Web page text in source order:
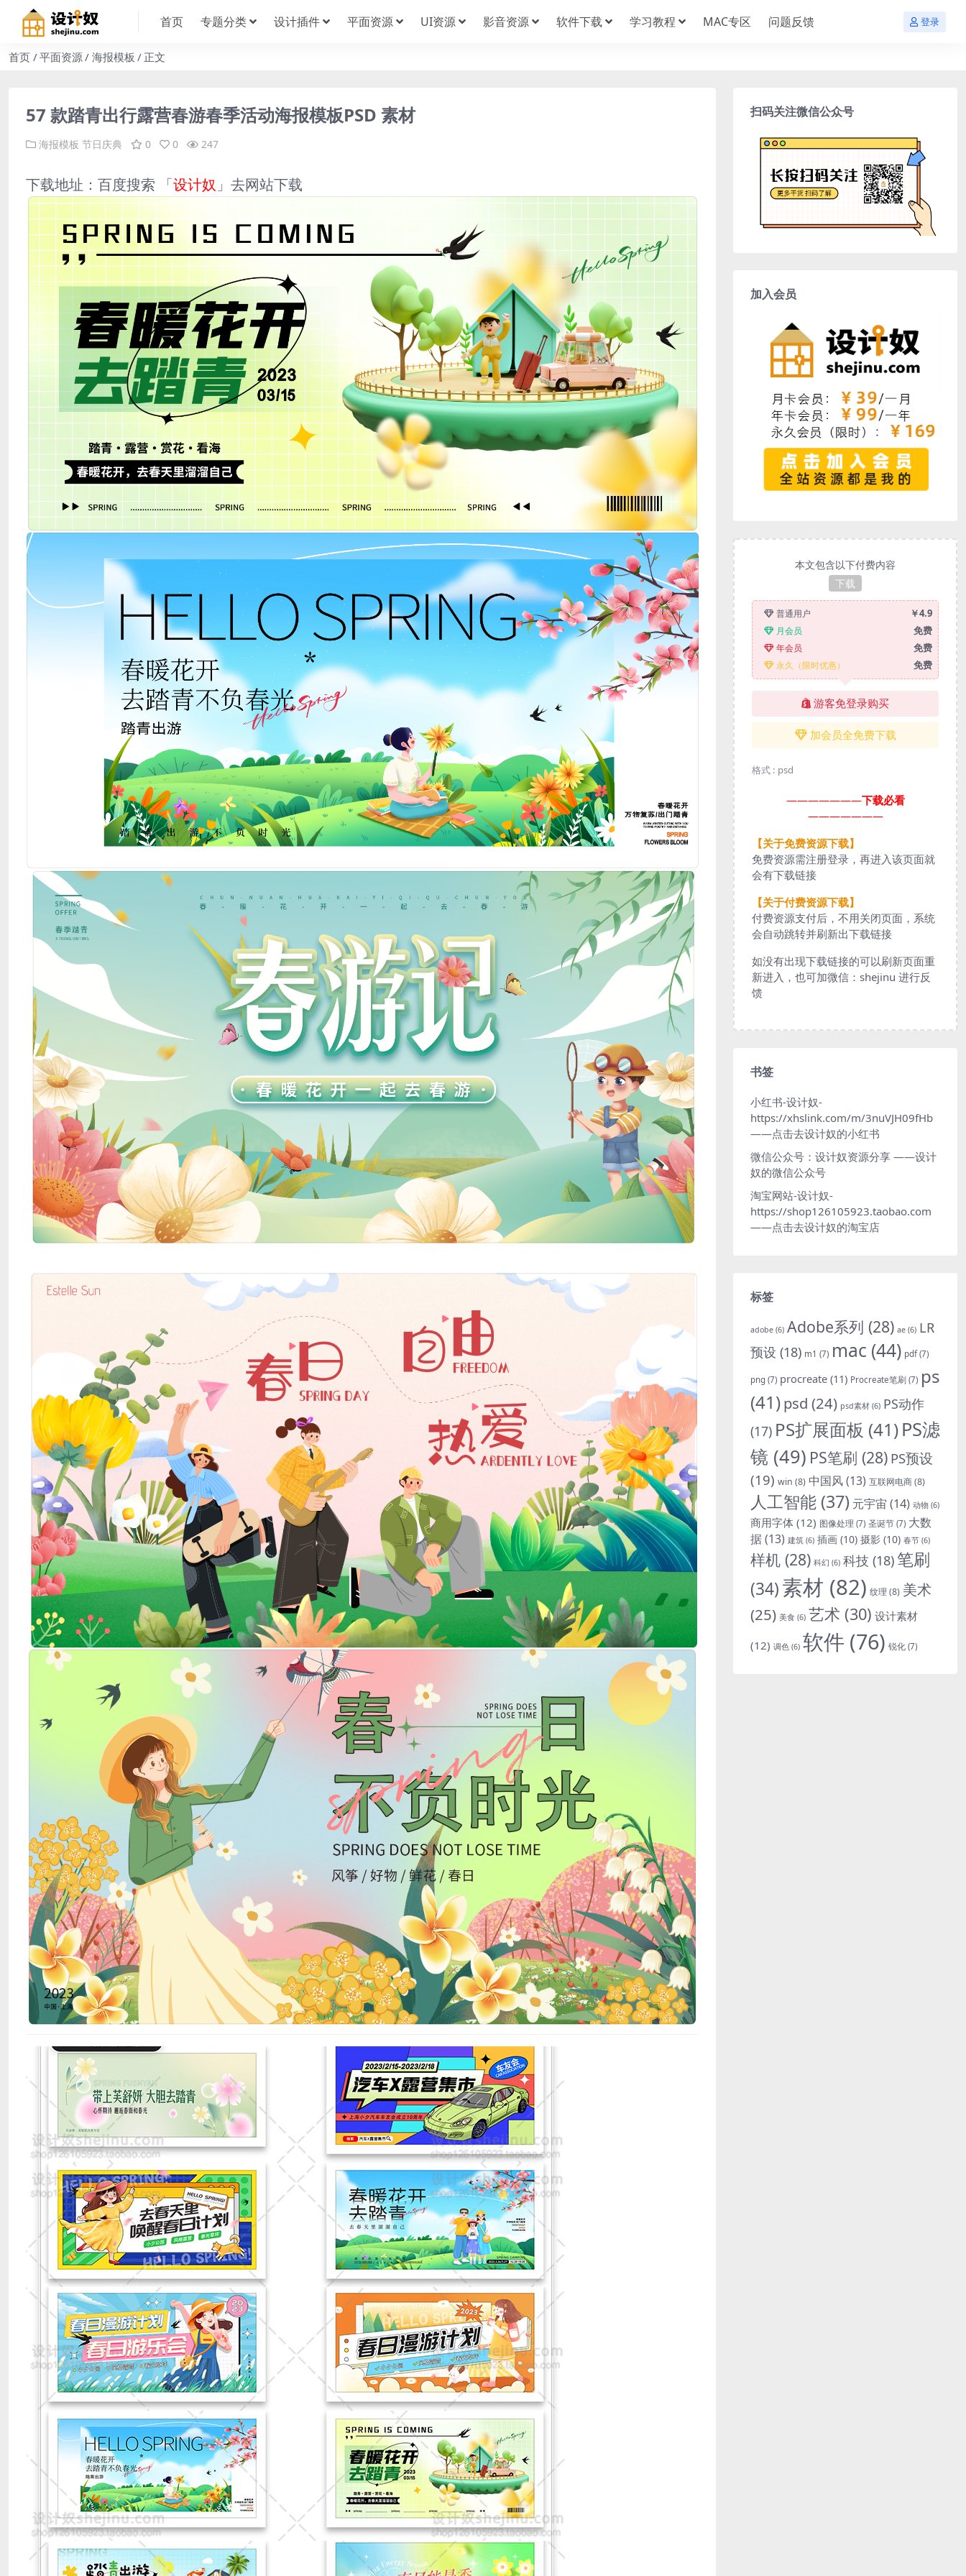
首页 专题分类 设计插件 平面资源 UI资源 影音资源 软件下载 学习教程 MAC专区 问题反馈 登录
首页 平面资源 海报模板 正文
57 款踏青出行露营春游春季活动海报模板PSD 素材
海报模板 节日庆典 0 0 247
下载地址：百度搜索 「设计奴 」去网站下载
扫码关注微信公众号
加入会员
本文包含以下付费内容
下载
普通用户 ￥4.9
月会员 免费
年会员 免费
永久（限时优惠） 免费
游客免登录购买
加会员全免费下载
格式 : psd
———————下载必看
———————
【关于免费资源下载】
免费资源需注册登录，再进入该页面就
会有下载链接
【关于付费资源下载】
付费资源支付后，不用关闭页面，系统
会自动跳转并刷新出下载链接
如没有出现下载链接的可以刷新页面重
新进入，也可加微信：shejinu 进行反
馈
书签
小红书-设计奴-
https://xhslink.com/m/3nuVJH09fHb
——点击去设计奴的小红书
微信公众号：设计奴资源分享 ——设计
奴的微信公众号
淘宝网站-设计奴-
https://shop126105923.taobao.com
——点击去设计奴的淘宝店
标签
adobe (6) Adobe系列 (28) ae (6) LR
预设 (18) m1 (7) mac (44) pdf(7)
png (7) procreate (11) Procreate笔刷 (7) ps
(41)psd (24) psd素材 (6) PS动作
(17) PS扩展面板 (41)PS滤
镜 (49) PS笔刷 (28) PS预设
(19) win (8) 中国风(13) 互联网电商(8)
人工智能 (37) 元宇宙 (14) 动物 (6)
商用字体 (12) 图像处理 (7) 圣诞节 (7) 大数
据(13) 建筑 (6) 插画 (10) 摄影 (10) 春节 (6)
样机 (28) 科幻 (6) 科技 (18) 笔刷
(34)素材 (82) 纹理 (8) 美术
(25) 美食 (6) 艺术 (30) 设计素材
(12) 调色 (6) 软件 (76) 锐化 (7)